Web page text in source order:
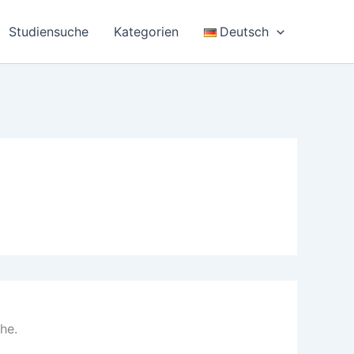
Studiensuche Kategorien Deutsch